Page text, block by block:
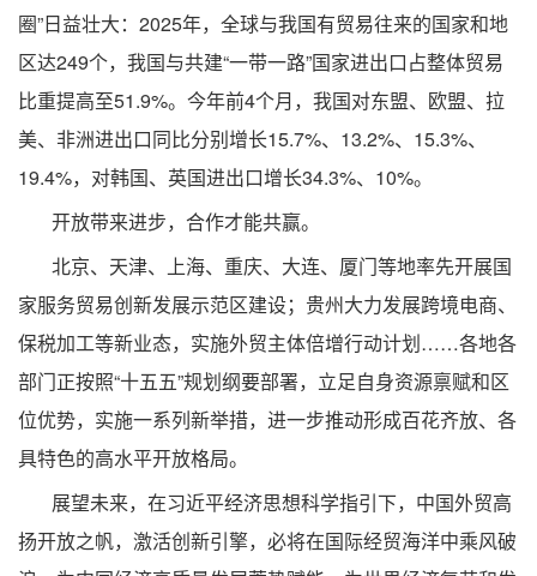
圈”日益壮大：2025年，全球与我国有贸易往来的国家和地
区达249个，我国与共建“一带一路”国家进出口占整体贸易
比重提高至51.9%。今年前4个月，我国对东盟、欧盟、拉
美、非洲进出口同比分别增长15.7%、13.2%、15.3%、
19.4%，对韩国、英国进出口增长34.3%、10%。
开放带来进步，合作才能共赢。
北京、天津、上海、重庆、大连、厦门等地率先开展国
家服务贸易创新发展示范区建设；贵州大力发展跨境电商、
保税加工等新业态，实施外贸主体倍增行动计划……各地各
部门正按照“十五五”规划纲要部署，立足自身资源禀赋和区
位优势，实施一系列新举措，进一步推动形成百花齐放、各
具特色的高水平开放格局。
展望未来，在习近平经济思想科学指引下，中国外贸高
扬开放之帆，激活创新引擎，必将在国际经贸海洋中乘风破